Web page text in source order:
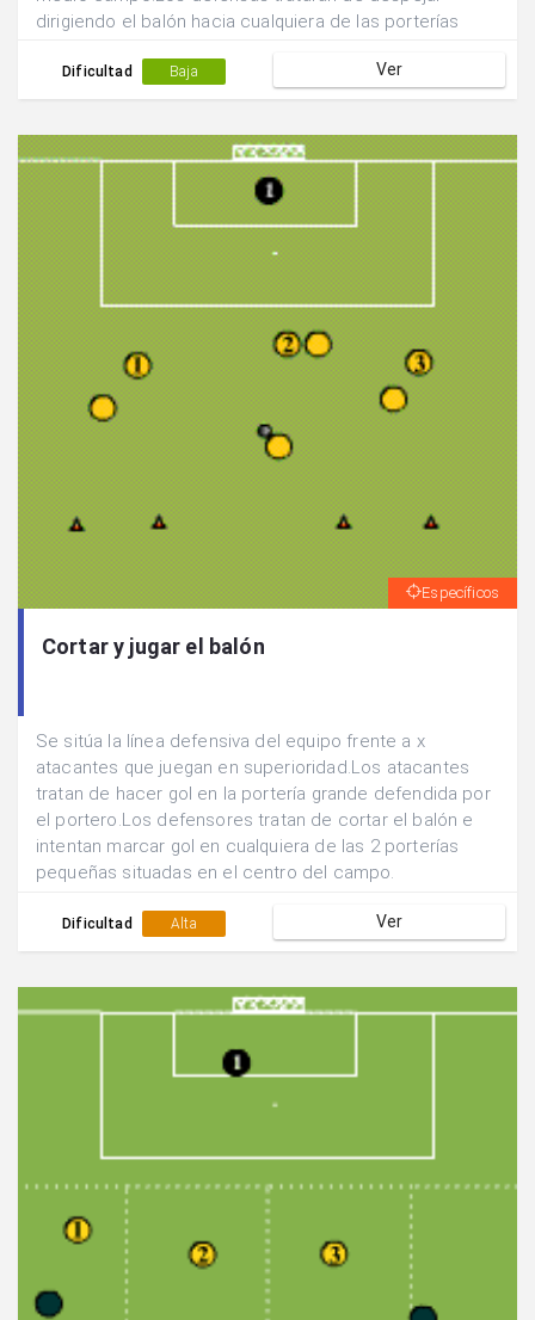
dirigiendo el balón hacia cualquiera de las porterías
éstas.Dificultad Baja Ver
Específicos
Cortar y jugar el balón
Se sitúa la línea defensiva del equipo frente a x
atacantes que juegan en superioridad.Los atacantes
tratan de hacer gol en la portería grande defendida por
el portero.Los defensores tratan de cortar el balón e
intentan marcar gol en cualquiera de las 2 porterías
pequeñas situadas en el centro del campo.
Dificultad Alta Ver